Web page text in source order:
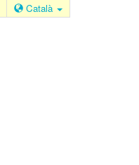
Català